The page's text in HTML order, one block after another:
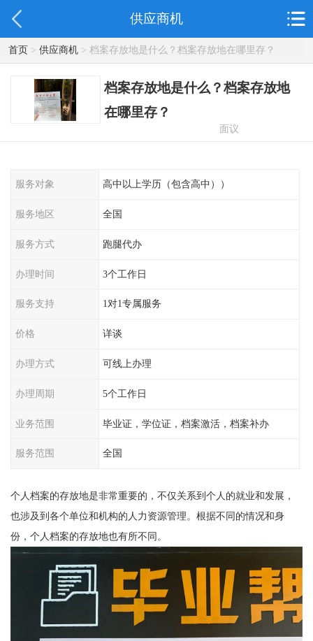
供应商机
首页> 供应商机> 档案存放地是什么？档案存放地在哪里存？
档案存放地是什么？档案存放地
在哪里存？
面议
服务对象 高中以上学历（包含高中））
服务地区 全国
服务方式 跑腿代办
办理时间 3个工作日
服务支持 1对1专属服务
价格 详谈
办理方式 可线上办理
办理周期 5个工作日
业务范围 毕业证，学位证，档案激活，档案补办
服务范围 全国
个人档案的存放地是非常重要的，不仅关系到个人的就业和发展，
也涉及到各个单位和机构的人力资源管理。根据不同的情况和身
份，个人档案的存放地也有所不同。